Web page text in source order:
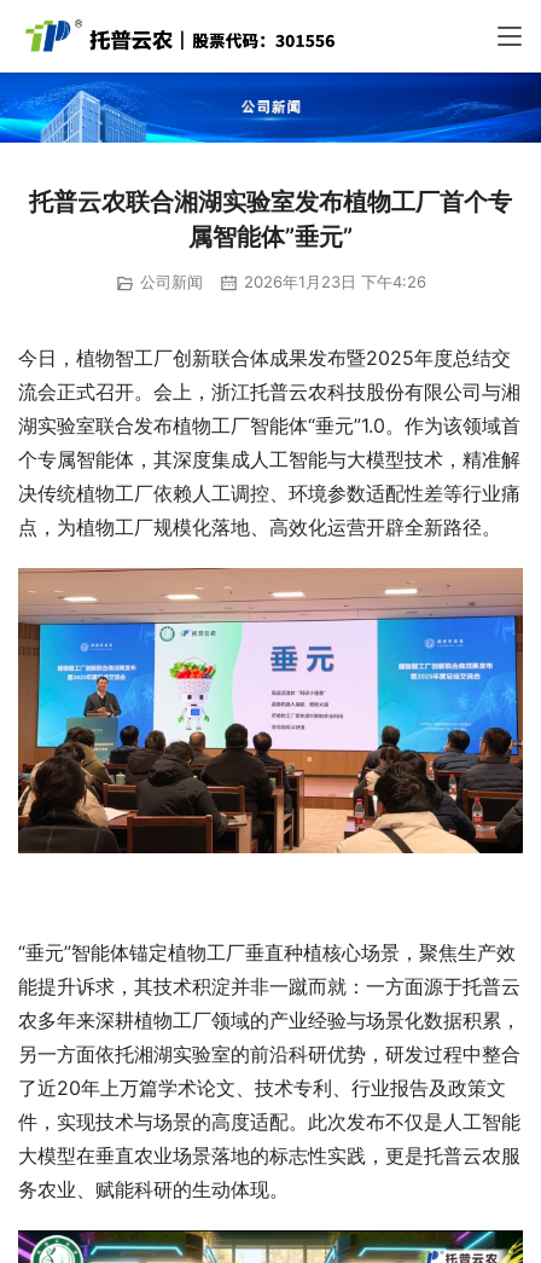
托普云农联合湘湖实验室发布植物工厂首个专
属智能体”垂元”
公司新闻 2026年1月23日 下午4:26
今日，植物智工厂创新联合体成果发布暨2025年度总结交
流会正式召开。会上，浙江托普云农科技股份有限公司与湘
湖实验室联合发布植物工厂智能体“垂元”1.0。作为该领域首
个专属智能体，其深度集成人工智能与大模型技术，精准解
决传统植物工厂依赖人工调控、环境参数适配性差等行业痛
点，为植物工厂规模化落地、高效化运营开辟全新路径。
“垂元”智能体锚定植物工厂垂直种植核心场景，聚焦生产效
能提升诉求，其技术积淀并非一蹴而就：一方面源于托普云
农多年来深耕植物工厂领域的产业经验与场景化数据积累，
另一方面依托湘湖实验室的前沿科研优势，研发过程中整合
了近20年上万篇学术论文、技术专利、行业报告及政策文
件，实现技术与场景的高度适配。此次发布不仅是人工智能
大模型在垂直农业场景落地的标志性实践，更是托普云农服
务农业、赋能科研的生动体现。